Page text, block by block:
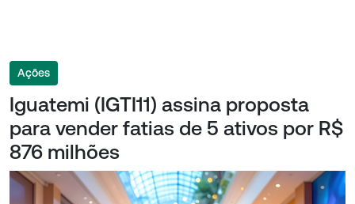
Ações
Iguatemi (IGTI11) assina proposta
para vender fatias de 5 ativos por R$
876 milhões